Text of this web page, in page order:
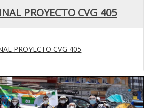
PROYECTO CVG 405
PROYECTO CVG 405